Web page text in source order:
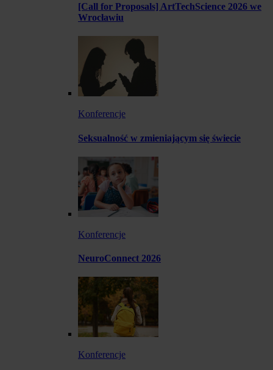
[Call for Proposals] ArtTechScience 2026 we
Wrocławiu
Konferencje
Seksualność w zmieniającym się świecie
Konferencje
NeuroConnect 2026
Konferencje